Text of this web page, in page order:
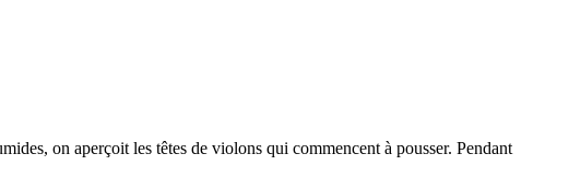
on aperçoit les têtes de violons qui commencent à pousser. Pendant